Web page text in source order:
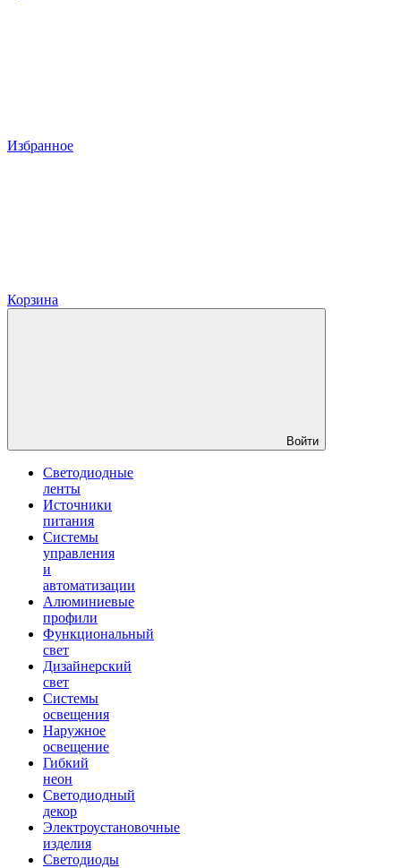
Избранное
Корзина
Войти
Светодиодные
ленты
Источники
питания
Системы
управления
и
автоматизации
Алюминиевые
профили
Функциональный
свет
Дизайнерский
свет
Системы
освещения
Наружное
освещение
Гибкий
неон
Светодиодный
декор
Электроустановочные
изделия
Светодиоды